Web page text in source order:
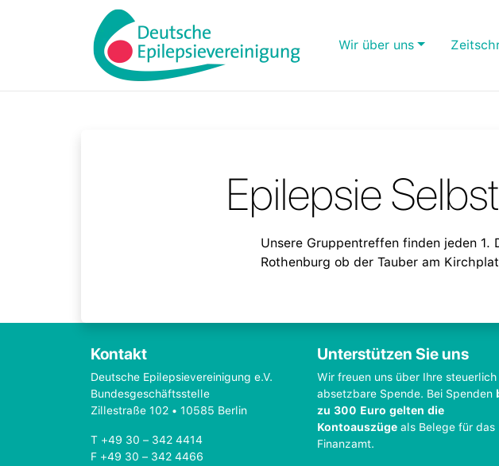
Wir über uns
Epilepsie
Unsere Gruppentreffen finden jeden
Rothenburg ob der Tauber am
Kontakt
Deutsche Epilepsievereinigung e.V.
Bundesgeschäftsstelle
Zillestraße 102 • 10585 Berlin
T +49 30 – 342 4414
F +49 30 – 342 4466
Unterstützen Sie uns
Wir freuen uns über Ihre steuerlich
absetzbare Spende. Bei Spenden
zu 300 Euro gelten die
Kontoauszüge als Belege für das
Finanzamt.